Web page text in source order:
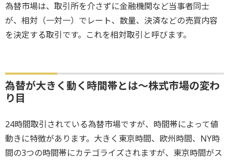
為替市場は、取引所を介さずに金融機関など当事者同士
が、相対（一対一）でレート、数量、決済などの売買内容
を決定する取引です。これを相対取引と呼びます。
為替が大きく動く時間帯とは～株式市場の変わ
り目
24時間取引されている為替市場ですが、時間帯によって値
動きに特徴があります。大きく東京時間、欧州時間、NY時
間の3つの時間帯にカテゴライズされますが、東京時間がス